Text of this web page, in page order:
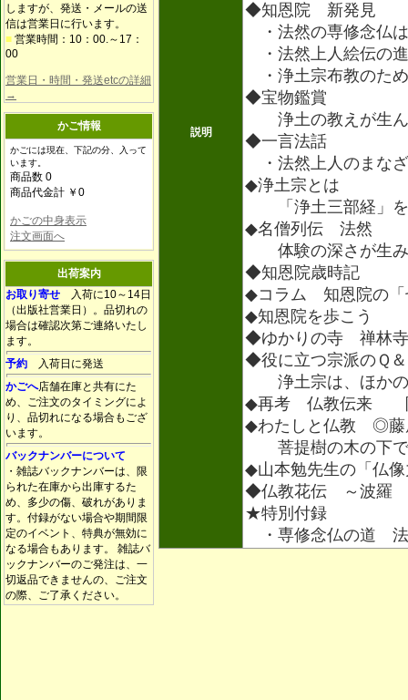
しますが、発送・メールの送
信は営業日に行います。
■ 営業時間：10：00.～17：
00
営業日・時間・発送etcの詳細
→
かご情報
かごには現在、下記の分、入って
います。
商品数 0
商品代金計 ￥0
かごの中身表示
注文画面へ
出荷案内
お取り寄せ 入荷に10～14日
（出版社営業日）。品切れの
場合は確認次第ご連絡いたし
ます。
予約 入荷日に発送
かごへ店舗在庫と共有にた
め、ご注文のタイミングによ
り、品切れになる場合もござ
います。
バックナンバーについて
・雑誌バックナンバーは、限
られた在庫から出庫するた
め、多少の傷、破れがありま
す。付録がない場合や期間限
定のイベント、特典が無効に
なる場合もあります。 雑誌バ
ックナンバーのご発注は、一
切返品できませんの、ご注文
の際、ご了承ください。
説明
◆知恩院 新発見
・法然の専修念仏
・法然上人絵伝の
・浄土宗布教のた
◆宝物鑑賞
浄土の教えが生ん
◆一言法話
・法然上人のまな
◆浄土宗とは
「浄土三部経」を
◆名僧列伝 法然
体験の深さが生み
◆知恩院歳時記
◆コラム 知恩院の「
◆知恩院を歩こう
◆ゆかりの寺 禅林寺
◆役に立つ宗派のＱ
浄土宗は、ほかの
◆再考 仏教伝来
◆わたしと仏教 ◎藤
菩提樹の木の下で
◆山本勉先生の「仏
◆仏教花伝 ～波羅
★特別付録
・専修念仏の道